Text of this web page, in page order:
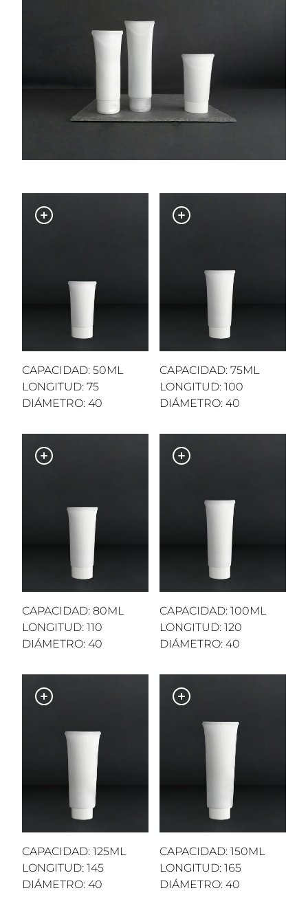
CAPACIDAD: 50ML
LONGITUD: 75
DIÁMETRO: 40
CAPACIDAD: 75ML
LONGITUD: 100
DIÁMETRO: 40
CAPACIDAD: 80ML
LONGITUD: 110
DIÁMETRO: 40
CAPACIDAD: 100ML
LONGITUD: 120
DIÁMETRO: 40
CAPACIDAD: 125ML
LONGITUD: 145
DIÁMETRO: 40
CAPACIDAD: 150ML
LONGITUD: 165
DIÁMETRO: 40